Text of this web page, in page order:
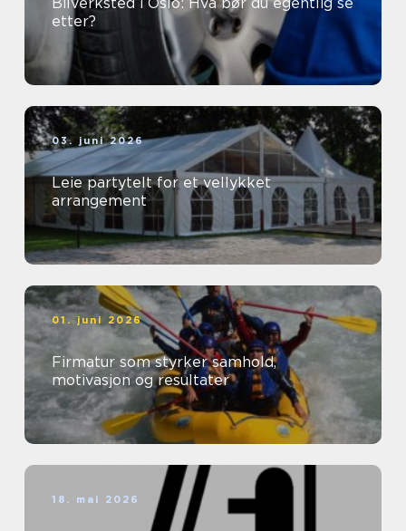
etter?
03. juni 2026
Leie partytelt for et vellykket
arrangement
01. juni 2026
Firmatur som styrker samhold,
motivasjon og resultater
18. mai 2026